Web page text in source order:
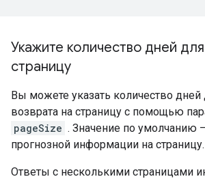
Укажите количество дней
страницу
Вы можете указать количество
возврата на страницу с помощью
pageSize . Значение по умолчанию
прогнозной информации на страницу.
Ответы с несколькими страницами